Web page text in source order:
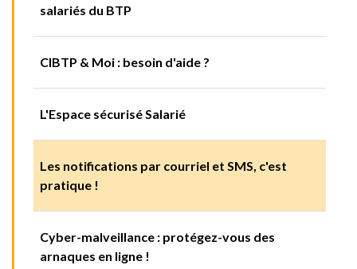
salariés du BTP
CIBTP & Moi : besoin d'aide ?
L'Espace sécurisé Salarié
Les notifications par courriel et SMS, c'est
pratique !
Cyber-malveillance : protégez-vous des
arnaques en ligne !